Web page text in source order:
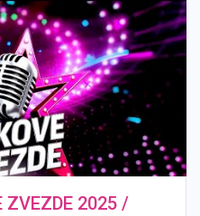
ZVEZDE 2025 /